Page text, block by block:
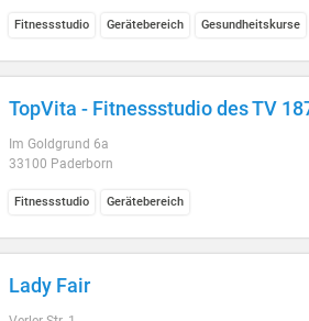
Fitnessstudio Gerätebereich Gesundheitskurse
TopVita - Fitnessstudio des TV
Im Goldgrund 6a
33100 Paderborn
Fitnessstudio Gerätebereich
Lady Fair